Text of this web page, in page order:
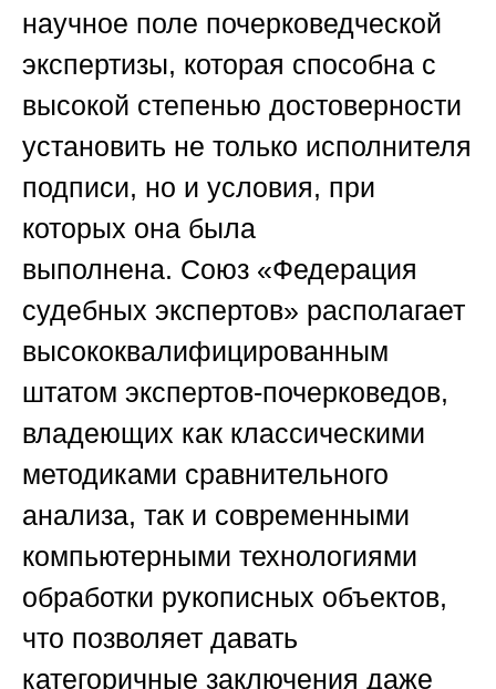
научное поле почерковедческой
экспертизы, которая способна с
высокой степенью достоверности
установить не только исполнителя
подписи, но и условия, при
которых она была
выполнена. Союз «Федерация
судебных экспертов» располагает
высококвалифицированным
штатом экспертов-почерковедов,
владеющих как классическими
методиками сравнительного
анализа, так и современными
компьютерными технологиями
обработки рукописных объектов,
что позволяет давать
категоричные заключения даже